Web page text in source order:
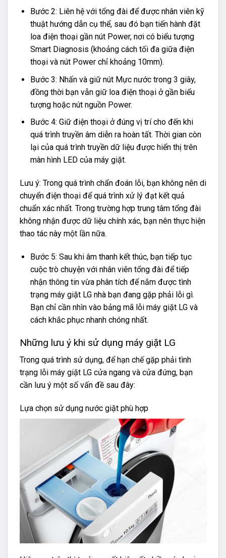
Bước 2: Liên hệ với tổng đài để được nhân viên kỹ
thuật hướng dẫn cụ thể, sau đó bạn tiến hành đặt
loa điện thoại gần nút Power, nơi có biểu tượng
Smart Diagnosis (khoảng cách tối đa giữa điện
thoại và nút Power chỉ khoảng 10mm).
Bước 3: Nhấn và giữ nút Mực nước trong 3 giây,
đồng thời bạn vẫn giữ loa điện thoại ở gần biểu
tượng hoặc nút nguồn Power.
Bước 4: Giữ điện thoại ở đúng vị trí cho đến khi
quá trình truyền âm diễn ra hoàn tất. Thời gian còn
lại của quá trình truyền dữ liệu được hiển thị trên
màn hình LED của máy giặt.
Lưu ý: Trong quá trình chẩn đoán lỗi, bạn không nên di
chuyển điện thoại để quá trình xử lý đạt kết quả
chuẩn xác nhất. Trong trường hợp trung tâm tổng đài
không nhận được dữ liệu chính xác, bạn nên thực hiện
thao tác này một lần nữa.
Bước 5: Sau khi âm thanh kết thúc, bạn tiếp tục
cuộc trò chuyện với nhân viên tổng đài để tiếp
nhận thông tin vừa phân tích để nắm được tình
trạng máy giặt LG nhà bạn đang gặp phải lỗi gì.
Bạn chỉ cần nhìn vào bảng mã lỗi máy giặt LG và
cách khắc phục nhanh chóng nhất.
Những lưu ý khi sử dụng máy giặt LG
Trong quá trình sử dụng, để hạn chế gặp phải tình
trạng lỗi máy giặt LG cửa ngang và cửa đứng, bạn
cần lưu ý một số vấn đề sau đây:
Lựa chọn sử dụng nước giặt phù hợp